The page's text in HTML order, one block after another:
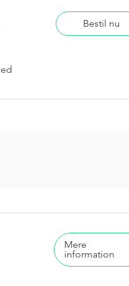
Bestil nu
Mere
information
Mere
information